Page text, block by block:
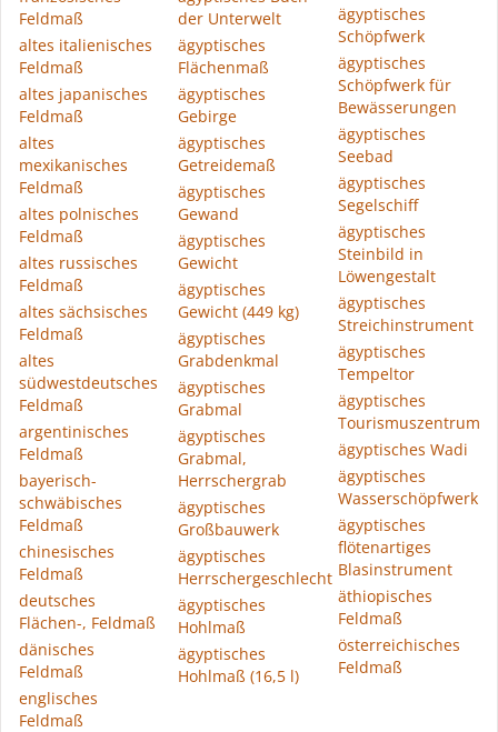
Feldmaß
altes italienisches
Feldmaß
altes japanisches
Feldmaß
altes
mexikanisches
Feldmaß
altes polnisches
Feldmaß
altes russisches
Feldmaß
altes sächsisches
Feldmaß
altes
südwestdeutsches
Feldmaß
argentinisches
Feldmaß
bayerisch-
schwäbisches
Feldmaß
chinesisches
Feldmaß
deutsches
Flächen-, Feldmaß
dänisches
Feldmaß
englisches
Feldmaß
der Unterwelt
ägyptisches
Flächenmaß
ägyptisches
Gebirge
ägyptisches
Getreidemaß
ägyptisches
Gewand
ägyptisches
Gewicht
ägyptisches
Gewicht (449 kg)
ägyptisches
Grabdenkmal
ägyptisches
Grabmal
ägyptisches
Grabmal,
Herrschergrab
ägyptisches
Großbauwerk
ägyptisches
Herrschergeschlecht
ägyptisches
Hohlmaß
ägyptisches
Hohlmaß (16,5 l)
ägyptisches
Schöpfwerk
ägyptisches
Schöpfwerk für
Bewässerungen
ägyptisches
Seebad
ägyptisches
Segelschiff
ägyptisches
Steinbild in
Löwengestalt
ägyptisches
Streichinstrument
ägyptisches
Tempeltor
ägyptisches
Tourismuszentrum
ägyptisches Wadi
ägyptisches
Wasserschöpfwerk
ägyptisches
flötenartiges
Blasinstrument
äthiopisches
Feldmaß
österreichisches
Feldmaß